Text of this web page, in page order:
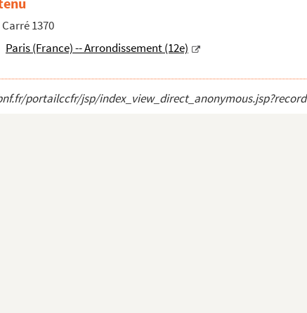
Carré 1370
Paris (France) -- Arrondissement (12e)
portailccfr/jsp/